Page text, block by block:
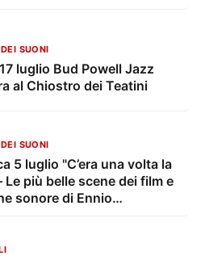
SUONI
luglio Bud Powell Jazz
al Chiostro dei Teatini
SUONI
una volta la
Le più belle scene dei film e
sonore di Ennio